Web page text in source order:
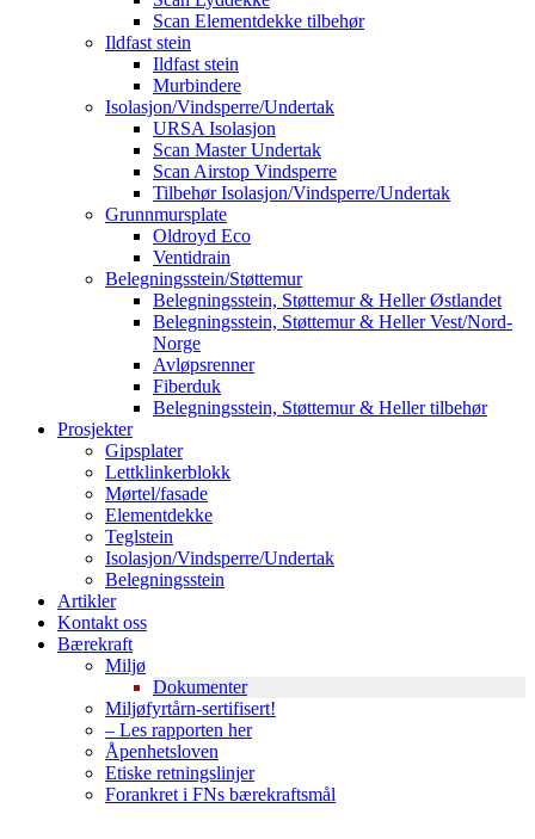
Scan Elementdekke tilbehør
Ildfast stein
Ildfast stein
Murbindere
Isolasjon/Vindsperre/Undertak
URSA Isolasjon
Scan Master Undertak
Scan Airstop Vindsperre
Tilbehør Isolasjon/Vindsperre/Undertak
Grunnmursplate
Oldroyd Eco
Ventidrain
Belegningsstein/Støttemur
Belegningsstein, Støttemur & Heller Østlandet
Belegningsstein, Støttemur & Heller Vest/Nord-
Norge
Avløpsrenner
Fiberduk
Belegningsstein, Støttemur & Heller tilbehør
Prosjekter
Gipsplater
Lettklinkerblokk
Mørtel/fasade
Elementdekke
Teglstein
Isolasjon/Vindsperre/Undertak
Belegningsstein
Artikler
Kontakt oss
Bærekraft
Miljø
Dokumenter
Miljøfyrtårn-sertifisert!
– Les rapporten her
Åpenhetsloven
Etiske retningslinjer
Forankret i FNs bærekraftsmål